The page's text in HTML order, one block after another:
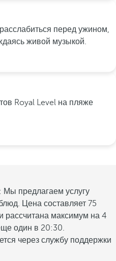
перед ужином,
живой музыкой.
Royal Level на пляже
Мы предлагаем услугу
Цена составляет 75
максимум на 4
один в 20:30.
через службу поддержки